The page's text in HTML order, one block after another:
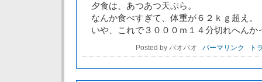
夕食は、あつあつ天ぷら。
なんか食べすぎて、体重が６２ｋｇ超え。
いや、これで３０００ｍ１４分切れへんか
Posted by パオパオ パーマリンク ト